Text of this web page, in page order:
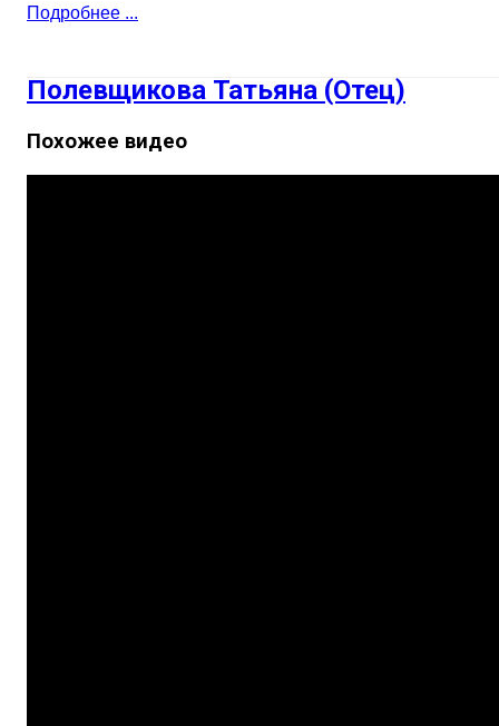
Подробнее ...
Полевщикова Татьяна (Отец)
Похожее видео